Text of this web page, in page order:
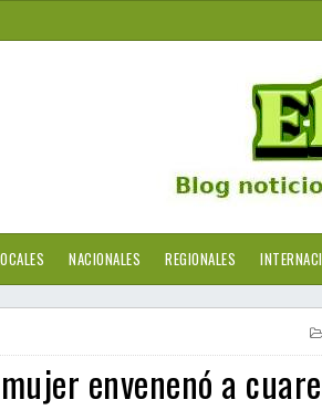
NACIONALES REGIONALES
envenenó a